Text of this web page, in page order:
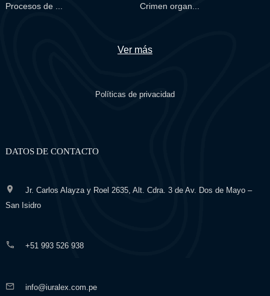
Procesos de ... Crimen organ...
Ver más
Políticas de privacidad
DATOS DE CONTACTO
Jr. Carlos Alayza y Roel 2635, Alt. Cdra. 3 de Av. Dos de Mayo –
San Isidro
+51 993 526 938
info@iuralex.com.pe